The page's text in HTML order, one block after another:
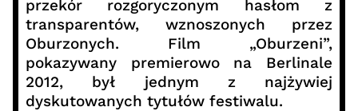
przekór rozgoryczonym hasłom z
transparentów, wznoszonych przez
Oburzonych. Film „Oburzeni”,
pokazywany premierowo na Berlinale
2012, był jednym z najżywiej
dyskutowanych tytułów festiwalu.